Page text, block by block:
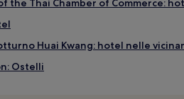
the Thai Chamber of Commerce:
Huai Kwang: hotel nelle
Ostelli